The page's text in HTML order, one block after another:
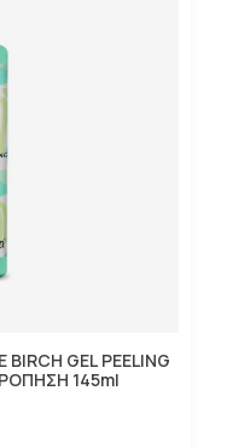
BIRCH GEL PEELING
145ml